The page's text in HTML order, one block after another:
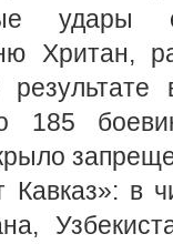
удары
Хритан,
185
Кавказ»: в